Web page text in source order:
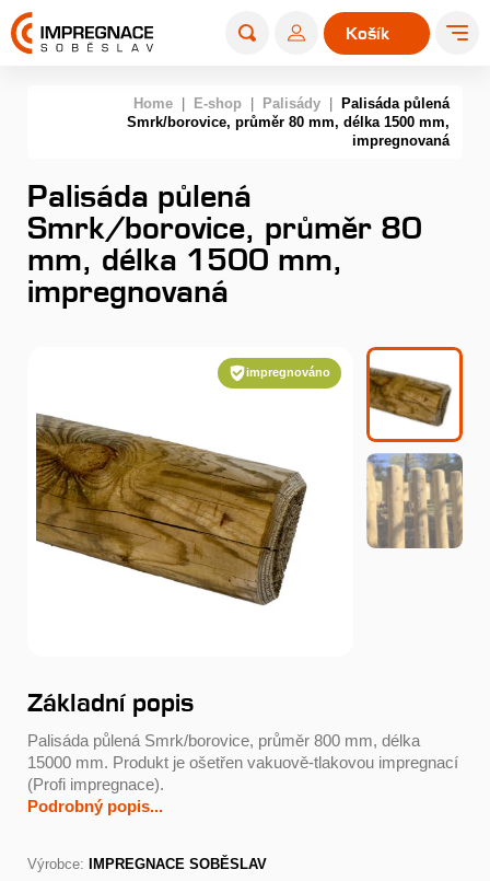
0
Košík
Home E-shop Palisády
Palisáda půlená
Smrk/borovice, průměr 80 mm, délka 1500 mm,
impregnovaná
Palisáda půlená
Smrk/borovice, průměr 80
mm, délka 1500 mm,
impregnovaná
impregnováno
Základní popis
Palisáda půlená Smrk/borovice, průměr 800 mm, délka
15000 mm. Produkt je ošetřen vakuově-tlakovou impregnací
(Profi impregnace).
Podrobný popis...
Výrobce:
IMPREGNACE SOBĚSLAV